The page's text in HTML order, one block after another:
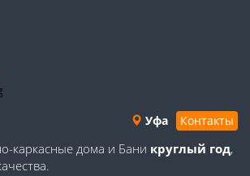
Уфа Контакты
каркасные дома и Бани круглый год,